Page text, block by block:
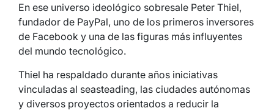
En ese universo ideológico sobresale Peter Thiel,
fundador de PayPal, uno de los primeros inversores
de Facebook y una de las figuras más influyentes
del mundo tecnológico.
Thiel ha respaldado durante años iniciativas
vinculadas al seasteading, las ciudades autónomas
y diversos proyectos orientados a reducir la